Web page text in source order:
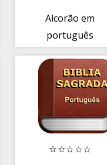
Alcorão em
português